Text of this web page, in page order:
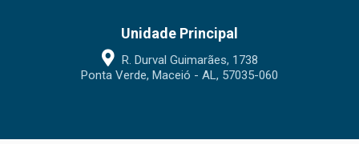
Unidade Principal
R. Durval Guimarães, 1738
Ponta Verde, Maceió - AL, 57035-060